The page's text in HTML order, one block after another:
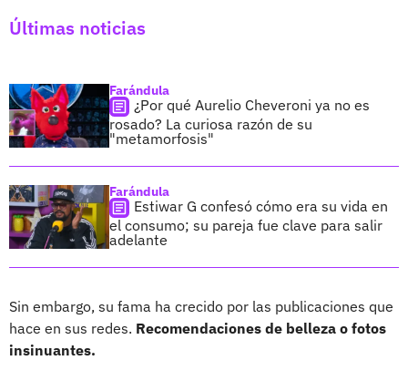
Últimas noticias
Farándula
¿Por qué Aurelio Cheveroni ya no es
rosado? La curiosa razón de su
"metamorfosis"
Farándula
Estiwar G confesó cómo era su vida en
el consumo; su pareja fue clave para salir
adelante
Sin embargo, su fama ha crecido por las publicaciones que
hace en sus redes. Recomendaciones de belleza o fotos
insinuantes.